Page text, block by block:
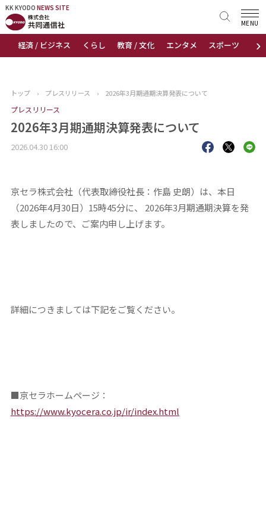
KK KYODO NEWS SITE
›
経済 / ビジネス くらし 教育 / 文化 エンタメ スポーツ 地域
MENU
KK KYODONEWS SITE
トップページ
ニュース
会社概要
トップ › プレスリリース › 2026年3月期通期決算発表について
プレスリリース
2026年3月期通期決算発表について
2026.04.30 16:00
京セラ株式会社（代表取締役社長：作島 史朗）は、本日
（2026年4月30日）15時45分に、 2026年3月期通期決算を発
表しましたので、ご案内申し上げます。
詳細につきましては下記をご覧ください。
■京セラホームページ：
https://www.kyocera.co.jp/ir/index.html